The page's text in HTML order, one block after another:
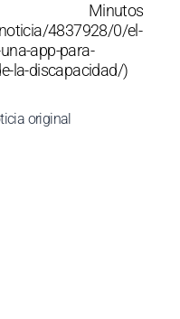
Minutos
4837928/0/el-
app-para-
la-discapacidad/)
original